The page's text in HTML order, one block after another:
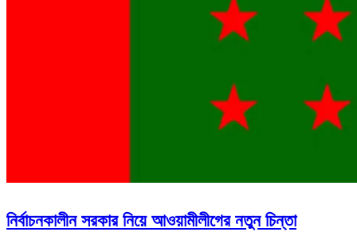
নির্বাচনকালীন সরকার নিয়ে আওয়ামীলীগের নতুন চিন্তা